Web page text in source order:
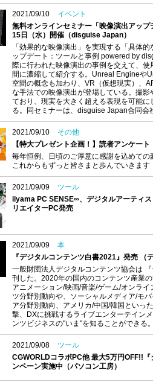
2021/09/10
イベント
無料オンラインセミナー「映像演出アッ
15日（水）開催（disguise Japan）
「効果的な映像演出」を実現する「具体
ップデート：ツールと事例 powered by
際に行われた映像演出の事例を交えて、
間に濃縮して紹介する。Unreal Engineや
空間の概念も加わり、VR（仮想現実）、
な手法での映像演出が登場している。撮
ており、現実を大きく超える表現を可能
る。同セミナーは、disguise Japan合同会
2021/09/10
その他
【特大プレゼント企画！】読者アンケート
毎年恒例、日頃のご厚意に感謝を込めて
これからもずっと皆さまと歩んでいきます
2021/09/09
ツール
iiyama PC SENSE∞、デジタルアーティ
リエイターPC発売
2021/09/09
本
『デジタルコンテンツ白書2021』発売 （
一般財団法人デジタルコンテンツ協会は
刊した。2020年の国内のコンテンツ産業
アニメーション/映画/音楽/ゲーム/オンラ
ツ分野別動向や、ソーシャルメディア/モ
ア分野別動向、アメリカ/中国/韓国といっ
撃、DXに挑戦するライブエンターテイン
ンツビジネスの"いま"を知ることができる。
2021/09/08
ツール
CGWORLDコラボPC他 最大5万円OFF!!
ンペーン実施中（パソコン工房）